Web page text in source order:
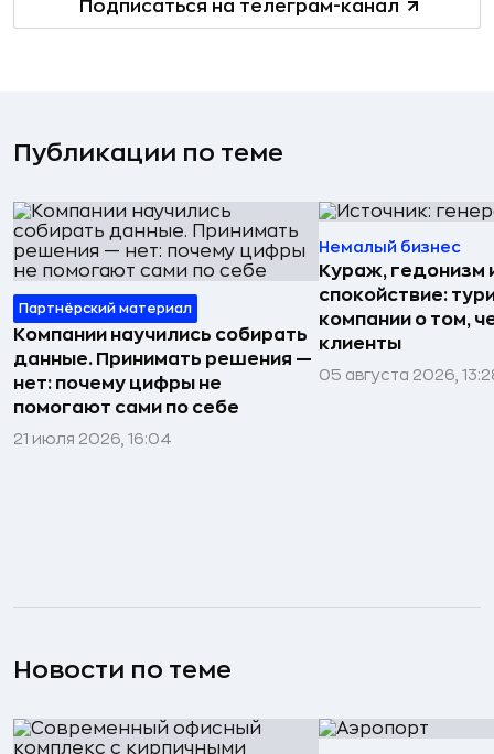
Подписаться на телеграм-канал
Публикации по теме
Партнёрский материал
Компании научились собирать
данные. Принимать решения —
нет: почему цифры не
помогают сами по себе
21 июля 2026, 16:04
Немалый бизнес
Кураж, гедонизм
спокойствие:
компании о том,
клиенты
05 августа 2026,
Новости по теме